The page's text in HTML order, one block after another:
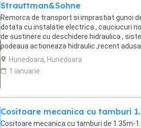
Strauttman&Sohne
Remorca de transport si imprastiat gunoi
dotata cu instalatie electrica , cauciucuri
de sustinere cu deschidere hidraulica ,
podeaua actioneaza hidraulic ,recent adusa
Hunedoara, Hunedoara
1 ianuarie
Cositoare mecanica cu tamburi
Cositoare mecanica cu tamburi de 1.35m-